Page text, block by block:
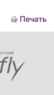
Печать